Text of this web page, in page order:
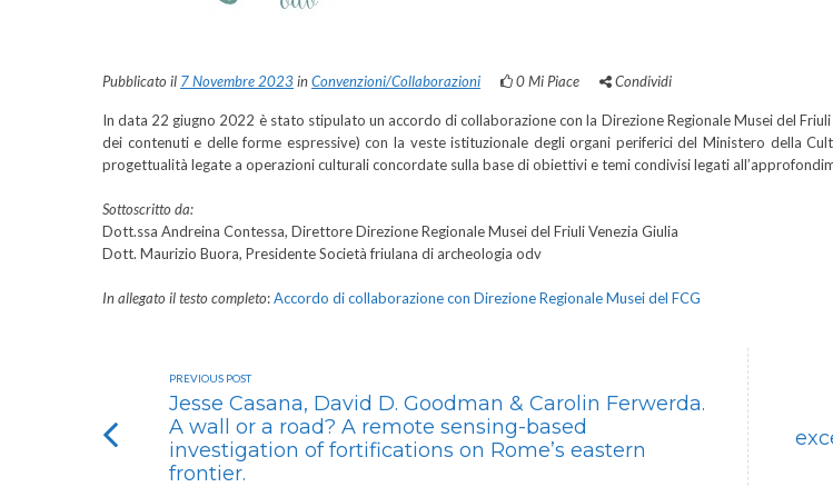
Pubblicato il 7 Novembre 2023inConvenzioni/Collaborazioni 0Mi Piace Condividi
In data 22 giugno 2022 è stato stipulato un accordo di collaborazione con la Direzione Regionale Musei del
dei contenuti e delle forme espressive) con la veste istituzionale degli organi periferici del Ministero della
progettualità legate a operazioni culturali concordate sulla base di obiettivi e temi condivisi legati
Sottoscritto da:
Dott.ssa Andreina Contessa, Direttore Direzione Regionale Musei del Friuli Venezia Giulia
Dott. Maurizio Buora, Presidente Società friulana di archeologia odv
In allegato il testo completo:Accordo di collaborazione con Direzione Regionale Musei del FCG
PREVIOUS POST
Jesse Casana, David D. Goodman & Carolin Ferwerda.
A wall or a road? A remote sensing-based
investigation of fortifications on Rome’s eastern
frontier.